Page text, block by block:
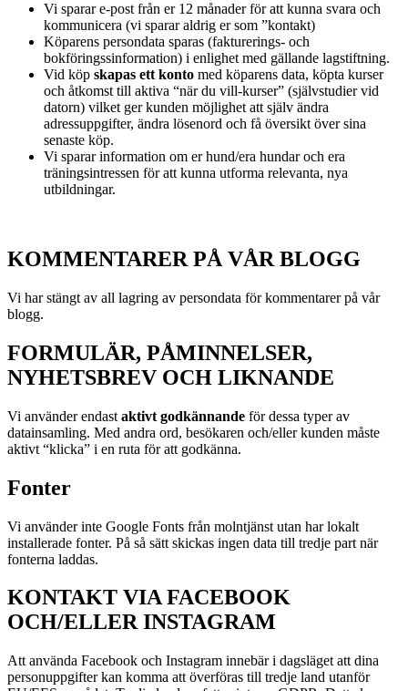
Vi sparar e-post från er 12 månader för att kunna svara och
kommunicera (vi sparar aldrig er som ”kontakt)
Köparens persondata sparas (fakturerings- och
bokföringssinformation) i enlighet med gällande lagstiftning.
Vid köp skapas ett konto med köparens data, köpta kurser
och åtkomst till aktiva “när du vill-kurser” (självstudier vid
datorn) vilket ger kunden möjlighet att själv ändra
adressuppgifter, ändra lösenord och få översikt över sina
senaste köp.
Vi sparar information om er hund/era hundar och era
träningsintressen för att kunna utforma relevanta, nya
utbildningar.
KOMMENTARER PÅ VÅR BLOGG
Vi har stängt av all lagring av persondata för kommentarer på vår
blogg.
FORMULÄR, PÅMINNELSER,
NYHETSBREV OCH LIKNANDE
Vi använder endast aktivt godkännande för dessa typer av
datainsamling. Med andra ord, besökaren och/eller kunden måste
aktivt “klicka” i en ruta för att godkänna.
Fonter
Vi använder inte Google Fonts från molntjänst utan har lokalt
installerade fonter. På så sätt skickas ingen data till tredje part när
fonterna laddas.
KONTAKT VIA FACEBOOK
OCH/ELLER INSTAGRAM
Att använda Facebook och Instagram innebär i dagsläget att dina
personuppgifter kan komma att överföras till tredje land utanför